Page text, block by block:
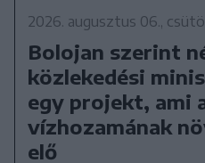
2026. augusztus 06.,
Bolojan szerint
közlekedési
egy projekt, ami
vízhozamának
elő